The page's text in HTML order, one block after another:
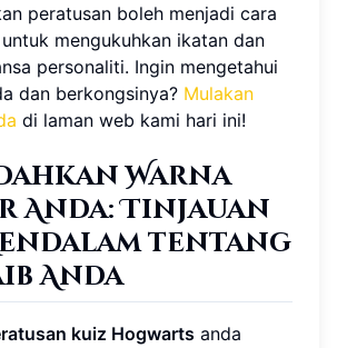
peratusan boleh menjadi cara
mengukuhkan ikatan dan
personaliti. Ingin mengetahui
dan berkongsinya? Mulakan
di laman web kami hari ini!
Warna
Anda: Tinjauan
tentang
Anda
kuiz Hogwarts anda